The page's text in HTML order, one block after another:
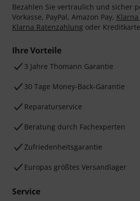
Bezahlen Sie vertraulich und sicher
Vorkasse, PayPal, Amazon Pay,
Klarna Ratenzahlung oder
Ihre Vorteile
3 Jahre Thomann Garantie
30 Tage Money-Back-Garantie
Reparaturservice
Beratung durch Fachexperten
Zufriedenheitsgarantie
Europas größtes Versandlager
Service